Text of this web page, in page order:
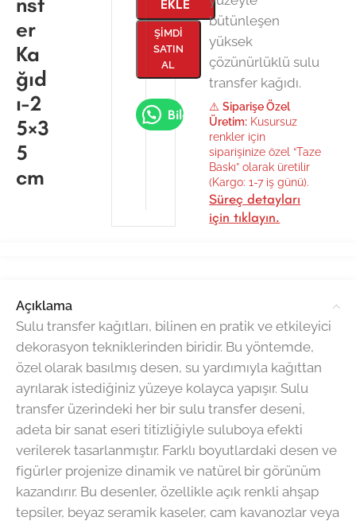
er
Ka
ğıd
ı-2
5×3
5
cm
EKLE
ŞIMDI
SATIN
AL
Bilgi Al
bütünleşen
yüksek
çözünürlüklü sulu
transfer kağıdı.
⚠️Siparişe Özel
Üretim: Kusursuz
renkler için
siparişinize özel “Taze
Baskı” olarak üretilir
(Kargo: 1-7 iş günü).
Süreç detayları
için tıklayın.
Açıklama
Sulu transfer kağıtları, bilinen en pratik ve etkileyici
dekorasyon tekniklerinden biridir. Bu yöntemde,
özel olarak basılmış desen, su yardımıyla kağıttan
ayrılarak istediğiniz yüzeye kolayca yapışır. Sulu
transfer üzerindeki her bir sulu transfer deseni,
adeta bir sanat eseri titizliğiyle suluboya efekti
verilerek tasarlanmıştır. Farklı boyutlardaki desen ve
figürler projenize dinamik ve natürel bir görünüm
kazandırır. Bu desenler, özellikle açık renkli ahşap
tepsiler, beyaz seramik kaseler, cam kavanozlar veya